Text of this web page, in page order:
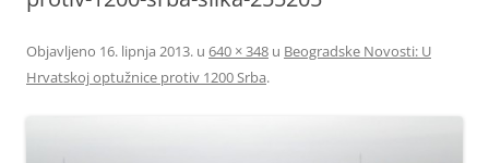
Objavljeno 16. lipnja 2013. u 640 × 348 u Beogradske Novosti: U
Hrvatskoj optužnice protiv 1200 Srba.